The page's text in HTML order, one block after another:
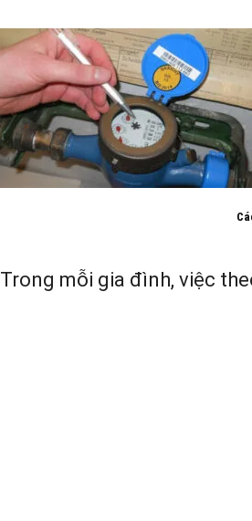
Trong mỗi gia đình, việc